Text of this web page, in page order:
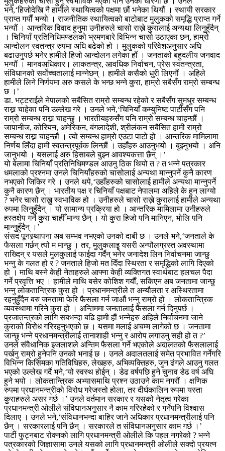
भने,‘हिजोदेखि नै हामीले स्थायित्वको पक्षमा छौं भनेका थियौं । स्थायी सरकार
प्राप्त गर्यौं भन्यो । राजनीतिक स्थायित्वको बाटोबाट मुलुकको समृद्धि प्राप्त गर्ने
भन्यौं । आन्तरिक विवाद हुनुमा उनीहरुले चासो राख्ने कुरालाई अन्यथा लिनुहुँदैन्
। चिनियाँ प्रतिनिधिमण्डलको भ्रमणबारे विभिन्न चासो उठाएका छन्, हाम्रो
आन्दोलन स्वतन्त्र रुपमा अघि बढेको हो । मुलुकको परिवेशअनुसार अघि
बढाउनुपर्छ भनेर हामीले हिजो आन्दोलन लगेका हौं । जनताको बहुदलीय जनवाद
भन्यौं । मानवअधिकार। लाकतन्त्र, आवधिक निर्वाचन, प्रेस स्वतन्त्रता,
संविधानको सर्वोच्चतालाई मान्नेछन् । हामीले कसैको धुरी लिएनौं । अहिले
हामीले लिने निर्णयमा अरु कसले के भन्छ भन्ने कुरा, हाम्रो सबैसँग राम्रो सम्बन्ध
छ ।’
डा. भट्टराईले नेपालको सबैसित राम्रो सम्बन्ध रहेको र सबैसँग सुमधुर सम्बन्ध
राख्न चाहेका पनि उल्लेख गरे । उनले भने,‘चिनियाँ कम्युनिष्ट पार्टीसँग पनि
राम्रो सम्बन्ध राख्न चाहन्छु । भारतीयहरुसँग पनि राम्रो सम्बन्ध चाहन्छौं ।
जापानीज, कोरियन, अमेरिकन, बंगलादेशी, श्रीलंकन सबैसित हामी राम्रो
सम्बन्ध राख्न चाहन्छौं । त्यो सम्बन्ध हाम्रो एउटा पाटो हो । आन्तरिक मामिलामा
निर्णय लिँदा हामी स्वतन्त्रपूर्वक लिन्छौं । उहाँहरु आउनुभयो । बुझ्नुभयो । अनि
जानुभयो । यसलाई अरु हिसाबले बुझ्न आवश्यकत्ता छैन् ।’
यो बेलामा चिनियाँ प्रतिनिधिमण्डल आउनु ठिक थियो त ? त भन्ने पत्रकार
धमलाको प्रश्नमा उनले चिनियाँहरुको चासोलाई अन्यथा मान्नुपर्ने कुनै कारण
नभएको जिकिर गरे । उनले थपे,‘उहाँहरुको चासोलाई हामीले अन्यथा मान्नुपर्ने
कुनै कारण छैन् । भारतीय पक्ष र चिनियाँ पक्षबाट नेपालमा अहिले के हुन लाग्यो
? भनेर चासो राख्नु स्वभाविक हो । उनीहरुले चासो राख्ने कुरालाई हामीले अन्यथा
रुपमा लिनुहुँदैन् । यो सामान्य प्रक्रिया हो । आन्तरिक मामिलामा उनीहरुले
हस्तक्षेप गर्ने कुरा चाहीँ मान्य छैन् । यो कुरा हिजो पनि मानिएन, भोलि पनि
मान्नुहुँदैन् ।’
संसद पूनस्र्थापना अब सम्भव नभएको उनको दाबी छ । उनले भने,‘जनताले के
फैसला गर्छन् त्यो म मान्छु । तर, मुलुकलाइृ यसरी अन्यौलग्रस्त अवस्थामा
राख्दिन् र यसले मुलकुलाई फाईदा गर्दैन् भनेर जनादेश लिन निर्वाचनमा जान्छु
भन्नु के गलत हो र ? जनताले हिजो मत दिँदा स्थिरता र समृद्धिको लागि दिएको
हो । माथि बस्ने केही नेताहरुले आफ्ना केही व्यक्तिगत स्वार्थबाट हलचल पैदा
गर्ने प्रवृत्ति भए । हामीले माथि बसेर कोशिश गर्यौं, सकिएन अब जनतामा जान्छु
भन्नु लोकतान्त्रिक कुरा हो । प्रधानमन्त्रीले त अन्यौलता र अस्थिरतामा
रहनुहुँदैन बरु जनतामा फेरि फैसला गर्न जाऔं भन्नु राम्रो हो । लोकतान्त्रिक
व्यवस्थामा गरिने कुरा हो । अन्तिममा जनतालाई फैसला गर्न दिनुपर्छ ।
प्रजातन्त्रको लागि सबभन्दा बढि हामी हौं भन्नेहरु अहिले निर्वाचनमा जाने
कुराको विरोध गरिरहनुभएको छ । यसमा मलाई अचम्म लागेको छ । जनतामा
जान्छु भन्ने प्रधानमन्त्रीलाई तानाशाही भन्नु र आरोप लगाउनु सही हो त ?’
उनले संवैधानिक इजलाशले अन्तिम फैसला गर्ने भएकोले अदालतको फैसलालाई
पर्खनु राम्रो हुनेपनि उनको भनाई छ । उनले अदालतलाई समेत प्रभावित गर्नेगरि
विभिन्न किसिमका गतिविधिहरु, लेखहरु, अभिव्यक्तिहरु, जुन ढंगले आउनु गलत
भएको उल्लेख गर्दै भने,‘यो स्वस्थ होईन् । डेढ वर्षपछि हुने चुनाव डेढ वर्ष अघि
हुने भयो । लोकतान्त्रिक अभ्यासमाथि प्रश्न उठाउने काम नगरौं । क्षणिक
रुपमा प्रधानमन्त्रीको विरोध गरेजस्तो होला, तर दीर्घकालिन रुपमा यस्ता
कुराहरुले असर गर्छ ।’ उनले वर्तमान सरकार र यसको नेतृत्व गरेका
प्रधानमन्त्री ओलीले संविधानअनुसार नै काम गरिरहेको र गर्नेपनि विश्वास
दिलाए । उनले भने,‘संविधानभन्दा बाहिर जाने अधिकार प्रधानमन्त्रीलाई पनि
छैन् । सरकारलाई पनि छैन् । सरकारले त संविधानअनुसार काम गर्छ ।’
पार्टी फुट्नबाट रोक्नको लागि प्रधानमन्त्री ओलीले कि पहल नगरेको ? भन्ने
पत्रकारको जिज्ञासामा उनले यसको लागि प्रधानमन्त्री ओलीले सक्दो प्रयत्न